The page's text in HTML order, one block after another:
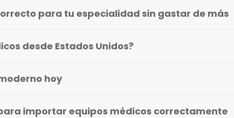
para tu especialidad sin gastar de más
desde Estados Unidos?
hoy
importar equipos médicos correctamente